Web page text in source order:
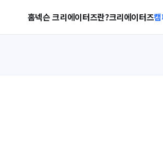
홈넥슨 크리에이터즈란?크리에이터즈